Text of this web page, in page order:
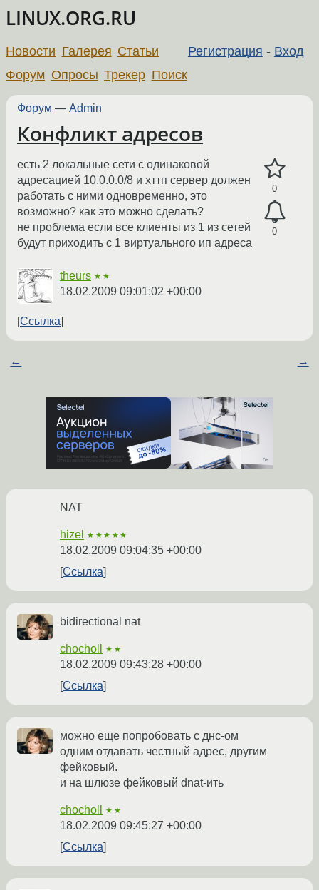
LINUX.ORG.RU
Регистрация - Вход
Новости Галерея Статьи
Форум Опросы Трекер Поиск
Форум — Admin
Конфликт адресов
0
0
есть 2 локальные сети с одинаковой
адресацией 10.0.0.0/8 и хттп сервер должен
работать с ними одновременно, это
возможно? как это можно сделать?
не проблема если все клиенты из 1 из сетей
будут приходить с 1 виртуального ип адреса
theurs ★★
18.02.2009 09:01:02 +00:00
Ссылка
← →
NAT
hizel ★★★★★
18.02.2009 09:04:35 +00:00
Ссылка
bidirectional nat
chocholl ★★
18.02.2009 09:43:28 +00:00
Ссылка
можно еще попробовать с днс-ом
одним отдавать честный адрес, другим
фейковый.
и на шлюзе фейковый dnat-ить
chocholl ★★
18.02.2009 09:45:27 +00:00
Ссылка